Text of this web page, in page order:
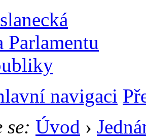
navigaci
se: Úvod ›